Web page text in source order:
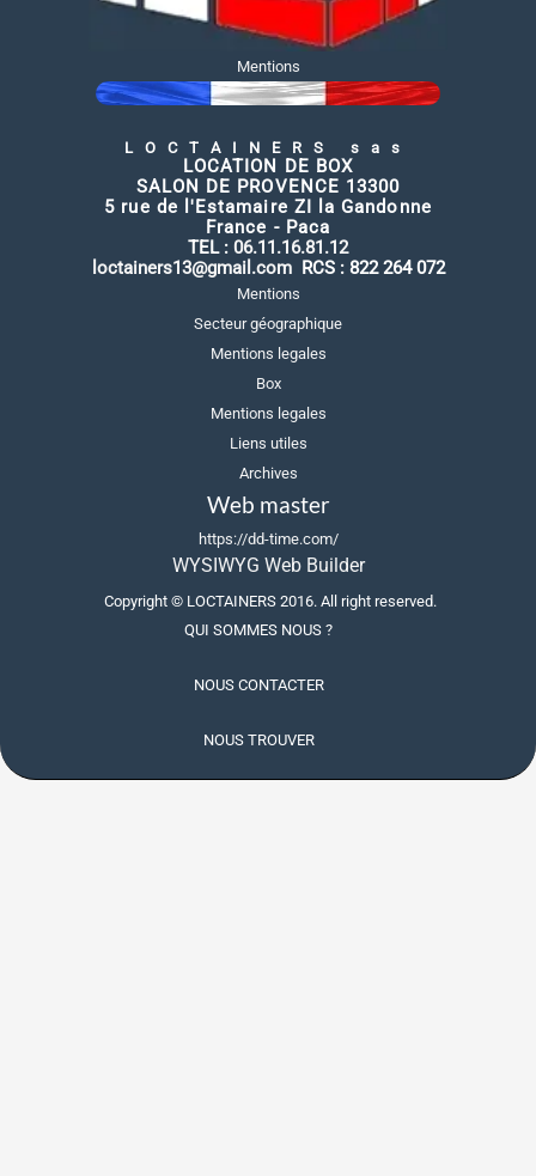
Mentions
LOCTAINERS sas
LOCATION DE BOX
SALON DE PROVENCE 13300
5 rue de l'Estamaire ZI la Gandonne
France - Paca
TEL : 06.11.16.81.12
loctainers13@gmail.com RCS : 822 264 072
Mentions
Secteur géographique
Mentions legales
Box
Mentions legales
Liens utiles
Archives
Web master
https://dd-time.com/
WYSIWYG Web Builder
Copyright © LOCTAINERS2016. All right reserved.
QUI SOMMES NOUS ?
NOUS CONTACTER
NOUS TROUVER